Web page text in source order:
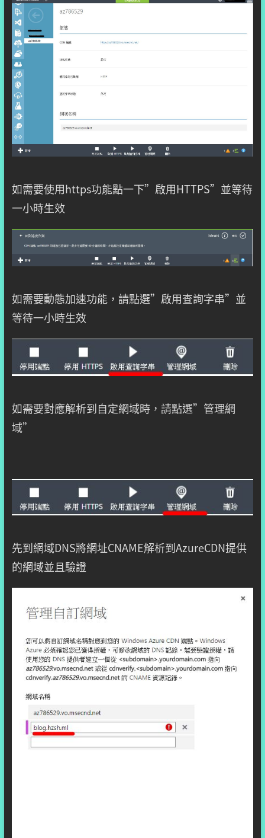
如需要使用https功能點一下”啟用HTTPS”並等待
一小時生效
如需要動態加速功能，請點選”啟用查詢字串”並
等待一小時生效
如需要對應解析到自定網域時，請點選”管理網
域”
先到網域DNS將網址CNAME解析到AzureCDN提供
的網域並且驗證